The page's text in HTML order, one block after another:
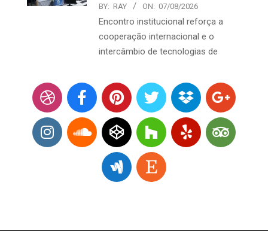
BY: RAY ON: 07/08/2026
Encontro institucional reforça a
cooperação internacional e o
intercâmbio de tecnologias de